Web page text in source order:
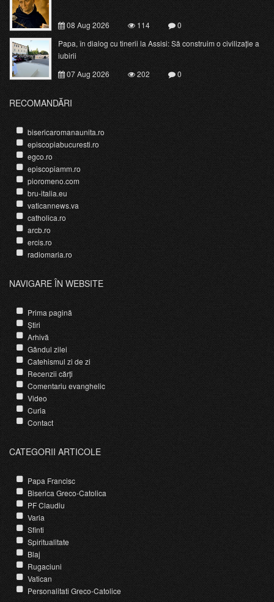
08 Aug 2026 114
0
Papa, în dialog cu tinerii la Assisi: Să construim o civilizație a
iubirii
07 Aug 2026
202 0
RECOMANDĂRI
bisericaromanaunita.ro
episcopiabucuresti.ro
egco.ro
episcopiamm.ro
pioromeno.com
bru-italia.eu
vaticannews.va
catholica.ro
arcb.ro
ercis.ro
radiomaria.ro
NAVIGARE ÎN WEBSITE
Prima pagină
Știri
Arhivă
Gândul zilei
Catehismul zi de zi
Recenzii cărți
Comentariu evanghelic
Video
Curia
Contact
CATEGORII ARTICOLE
Papa Francisc
Biserica Greco-Catolica
PF Claudiu
Varia
Sfinti
Spiritualitate
Blaj
Rugaciuni
Vatican
Personalitati Greco-Catolice